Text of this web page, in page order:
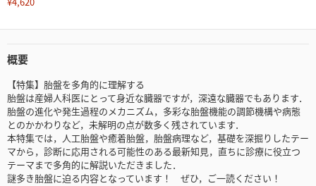
概要
【特集】胎盤を多角的に理解する
胎盤は産婦人科医にとって身近な臓器ですが，深遠な臓器でもあります．
胎盤の進化や発生過程のメカニズム，多彩な胎盤機能の調節機構や病態
とのかかわりなど，未解明の点が数多く残されています．
本特集では，人工胎盤や癒着胎盤，胎盤病理など，基礎を深掘りしたテー
マから，診断に応用される可能性のある最新知見，直ちに診療に役立つ
テーマまで多角的に解説いただきました．
謎多き胎盤に迫る内容となっています！ ぜひ，ご一読ください！